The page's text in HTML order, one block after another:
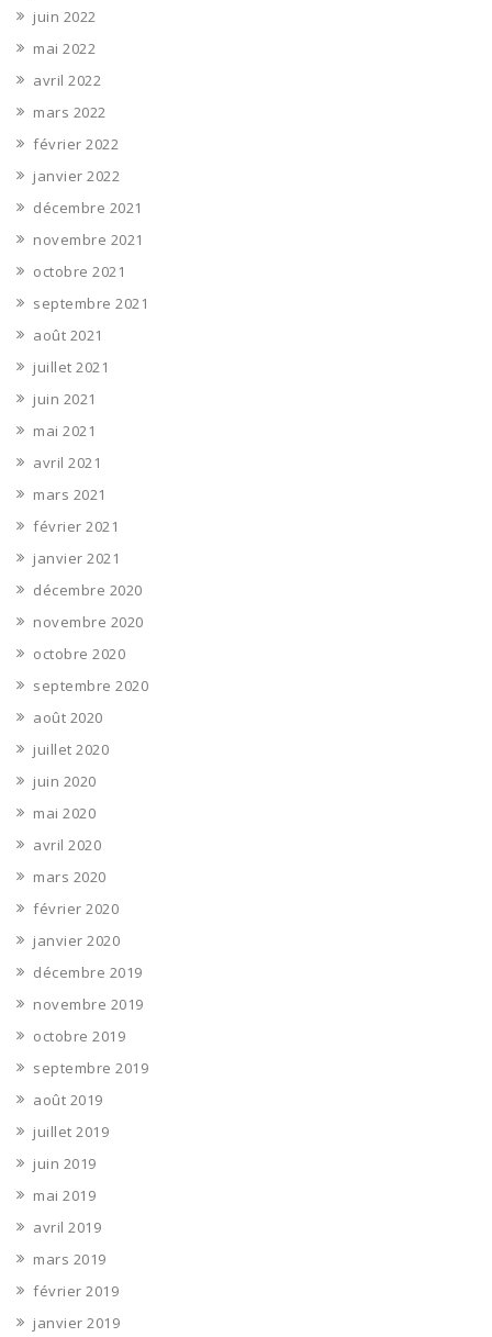
juin 2022
mai 2022
avril 2022
mars 2022
février 2022
janvier 2022
décembre 2021
novembre 2021
octobre 2021
septembre 2021
août 2021
juillet 2021
juin 2021
mai 2021
avril 2021
mars 2021
février 2021
janvier 2021
décembre 2020
novembre 2020
octobre 2020
septembre 2020
août 2020
juillet 2020
juin 2020
mai 2020
avril 2020
mars 2020
février 2020
janvier 2020
décembre 2019
novembre 2019
octobre 2019
septembre 2019
août 2019
juillet 2019
juin 2019
mai 2019
avril 2019
mars 2019
février 2019
janvier 2019